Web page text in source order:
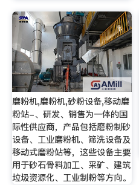
磨粉机,磨粉机,砂粉设备,移动磨
粉站-、研发、销售为一体的国
际性供应商，产品包括磨粉制砂
设备、工业磨粉机、筛洗设备及
移动式磨粉站等，这些设备主要
用于砂石骨料加工、采矿、建筑
垃圾资源化、工业制粉等方向。